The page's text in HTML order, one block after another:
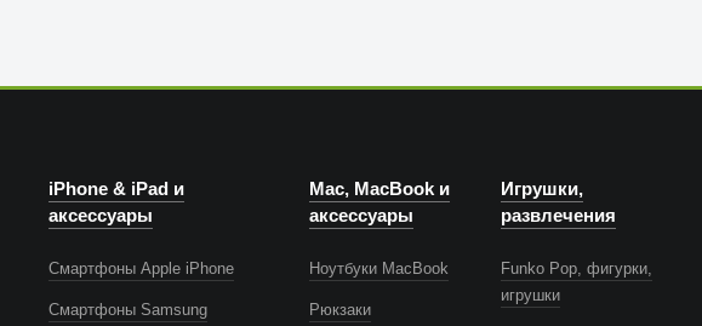
iPhone & iPad и
аксессуары
Смартфоны Apple iPhone
Смартфоны Samsung
Mac, MacBook и
аксессуары
Ноутбуки MacBook
Рюкзаки
Игрушки,
развлечения
Funko Pop, фигурки,
игрушки